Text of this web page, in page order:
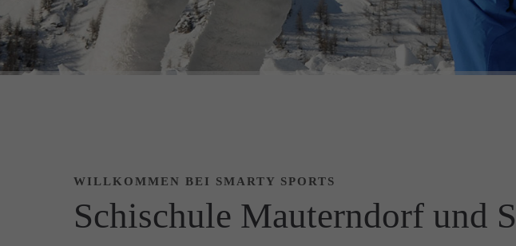
WILLKOMMEN BEI SMARTY SPORTS
Schischule Mauterndorf und